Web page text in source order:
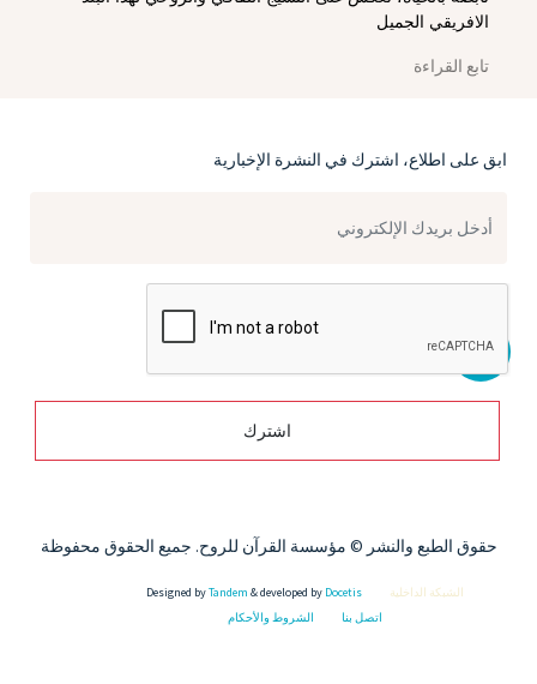
الافريقي الجميل
تابع القراءة
ابق على اطلاع، اشترك في النشرة الإخبارية
اشترك
حقوق الطبع والنشر © مؤسسة القرآن للروح. جميع الحقوق محفوظة
Designed byTandem & developed byDocetis
الشبكة الداخلية
الشروط والأحكام
اتصل بنا